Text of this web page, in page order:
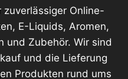
zuverlässiger Online-
E-Liquids, Aromen,
und Zubehör. Wir sind
und die Lieferung
Produkten rund ums